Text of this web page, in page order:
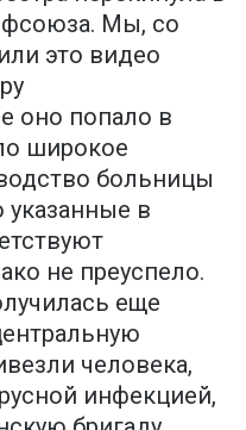
Мы, со
это видео
оно попало в
широкое
больницы
указанные в
не преуспело.
еще
человека,
инфекцией,